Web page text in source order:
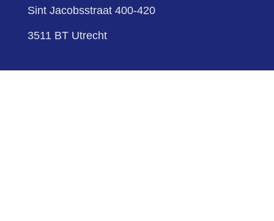
Sint Jacobsstraat 400-420
3511 BT Utrecht